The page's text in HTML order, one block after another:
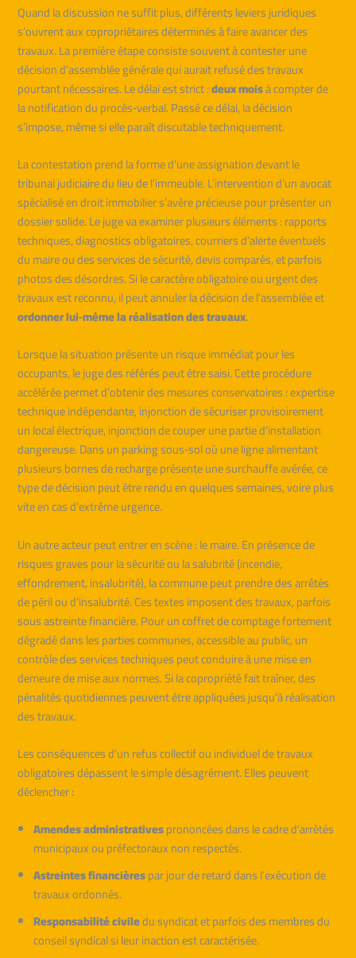
Quand la discussion ne suffit plus, différents leviers juridiques
s’ouvrent aux copropriétaires déterminés à faire avancer des
travaux. La première étape consiste souvent à contester une
décision d’assemblée générale qui aurait refusé des travaux
pourtant nécessaires. Le délai est strict :deux moisà compter de
la notification du procès‑verbal. Passé ce délai, la décision
s’impose, même si elle paraît discutable techniquement.
La contestation prend la forme d’une assignation devant le
tribunal judiciaire du lieu de l’immeuble. L’intervention d’un avocat
spécialisé en droit immobilier s’avère précieuse pour présenter un
dossier solide. Le juge va examiner plusieurs éléments : rapports
techniques, diagnostics obligatoires, courriers d’alerte éventuels
du maire ou des services de sécurité, devis comparés, et parfois
photos des désordres. Si le caractère obligatoire ou urgent des
travaux est reconnu, il peut annuler la décision de l’assemblée et
ordonner lui‑même la réalisation des travaux.
Lorsque la situation présente un risque immédiat pour les
occupants, le juge des référés peut être saisi. Cette procédure
accélérée permet d’obtenir des mesures conservatoires : expertise
technique indépendante, injonction de sécuriser provisoirement
un local électrique, injonction de couper une partie d’installation
dangereuse. Dans un parking sous‑sol où une ligne alimentant
plusieurs bornes de recharge présente une surchauffe avérée, ce
type de décision peut être rendu en quelques semaines, voire plus
vite en cas d’extrême urgence.
Un autre acteur peut entrer en scène : le maire. En présence de
risques graves pour la sécurité ou la salubrité (incendie,
effondrement, insalubrité), la commune peut prendre des arrêtés
de péril ou d’insalubrité. Ces textes imposent des travaux, parfois
sous astreinte financière. Pour un coffret de comptage fortement
dégradé dans les parties communes, accessible au public, un
contrôle des services techniques peut conduire à une mise en
demeure de mise aux normes. Si la copropriété fait traîner, des
pénalités quotidiennes peuvent être appliquées jusqu’à réalisation
des travaux.
Les conséquences d’un refus collectif ou individuel de travaux
obligatoires dépassent le simple désagrément. Elles peuvent
déclencher :
Amendes administrativesprononcées dans le cadre d’arrêtés
municipaux ou préfectoraux non respectés.
Astreintes financièrespar jour de retard dans l’exécution de
travaux ordonnés.
Responsabilité civiledu syndicat et parfois des membres du
conseil syndical si leur inaction est caractérisée.